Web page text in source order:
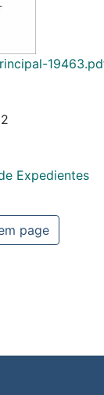
Expedientes
page